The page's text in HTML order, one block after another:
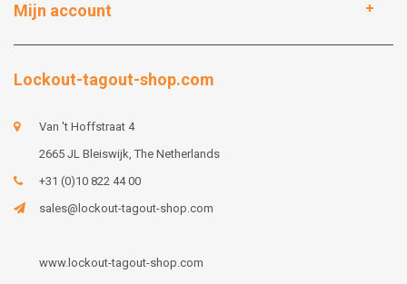
Mijn account
Lockout-tagout-shop.com
Van 't Hoffstraat 4
2665 JL Bleiswijk, The Netherlands
+31 (0)10 822 44 00
sales@lockout-tagout-shop.com
www.lockout-tagout-shop.com